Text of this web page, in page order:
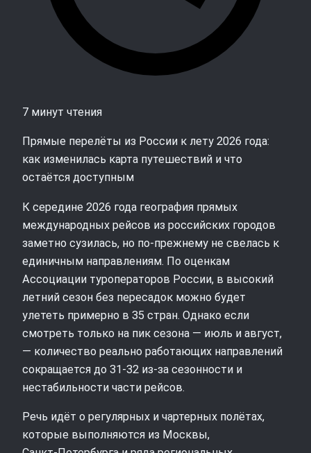
7 минут чтения
Прямые перелёты из России к лету 2026 года:
как изменилась карта путешествий и что
остаётся доступным
К середине 2026 года география прямых
международных рейсов из российских городов
заметно сузилась, но по-прежнему не свелась к
единичным направлениям. По оценкам
Ассоциации туроператоров России, в высокий
летний сезон без пересадок можно будет
улететь примерно в 35 стран. Однако если
смотреть только на пик сезона — июль и август,
— количество реально работающих направлений
сокращается до 31-32 из-за сезонности и
нестабильности части рейсов.
Речь идёт о регулярных и чартерных полётах,
которые выполняются из Москвы,